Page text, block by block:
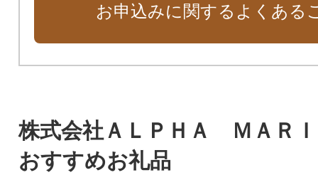
お申込みに関するよくある
株式会社ＡＬＰＨＡ ＭＡＲ
おすすめお礼品